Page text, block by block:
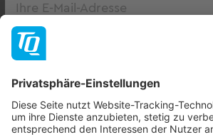
Zur Stellenbörse